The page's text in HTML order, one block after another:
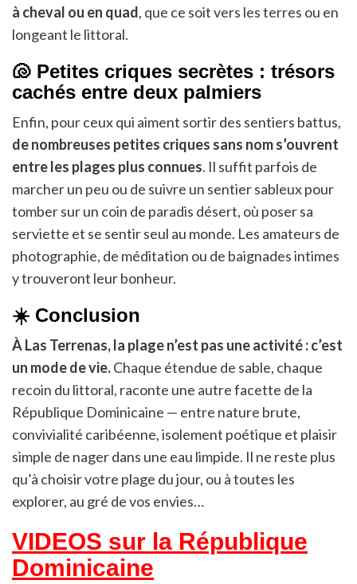
à cheval ou en quad, que ce soit vers les terres ou en
longeant le littoral.
🐚 Petites criques secrètes : trésors
cachés entre deux palmiers
Enfin, pour ceux qui aiment sortir des sentiers battus,
de nombreuses petites criques sans nom s’ouvrent
entre les plages plus connues. Il suffit parfois de
marcher un peu ou de suivre un sentier sableux pour
tomber sur un coin de paradis désert, où poser sa
serviette et se sentir seul au monde. Les amateurs de
photographie, de méditation ou de baignades intimes
y trouveront leur bonheur.
☀️ Conclusion
À Las Terrenas, la plage n’est pas une activité : c’est
un mode de vie.Chaque étendue de sable, chaque
recoin du littoral, raconte une autre facette de la
République Dominicaine — entre nature brute,
convivialité caribéenne, isolement poétique et plaisir
simple de nager dans une eau limpide. Il ne reste plus
qu’à choisir votre plage du jour, ou à toutes les
explorer, au gré de vos envies…
VIDEOS sur la République
Dominicaine